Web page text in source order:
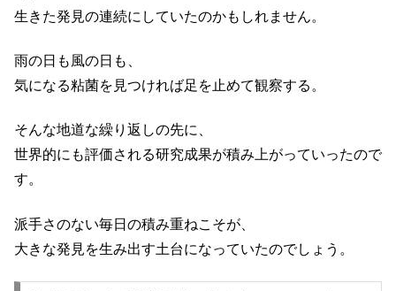
生きた発見の連続にしていたのかもしれません。
雨の日も風の日も、
気になる粘菌を見つければ足を止めて観察する。
そんな地道な繰り返しの先に、
世界的にも評価される研究成果が積み上がっていったので
す。
派手さのない毎日の積み重ねこそが、
大きな発見を生み出す土台になっていたのでしょう。